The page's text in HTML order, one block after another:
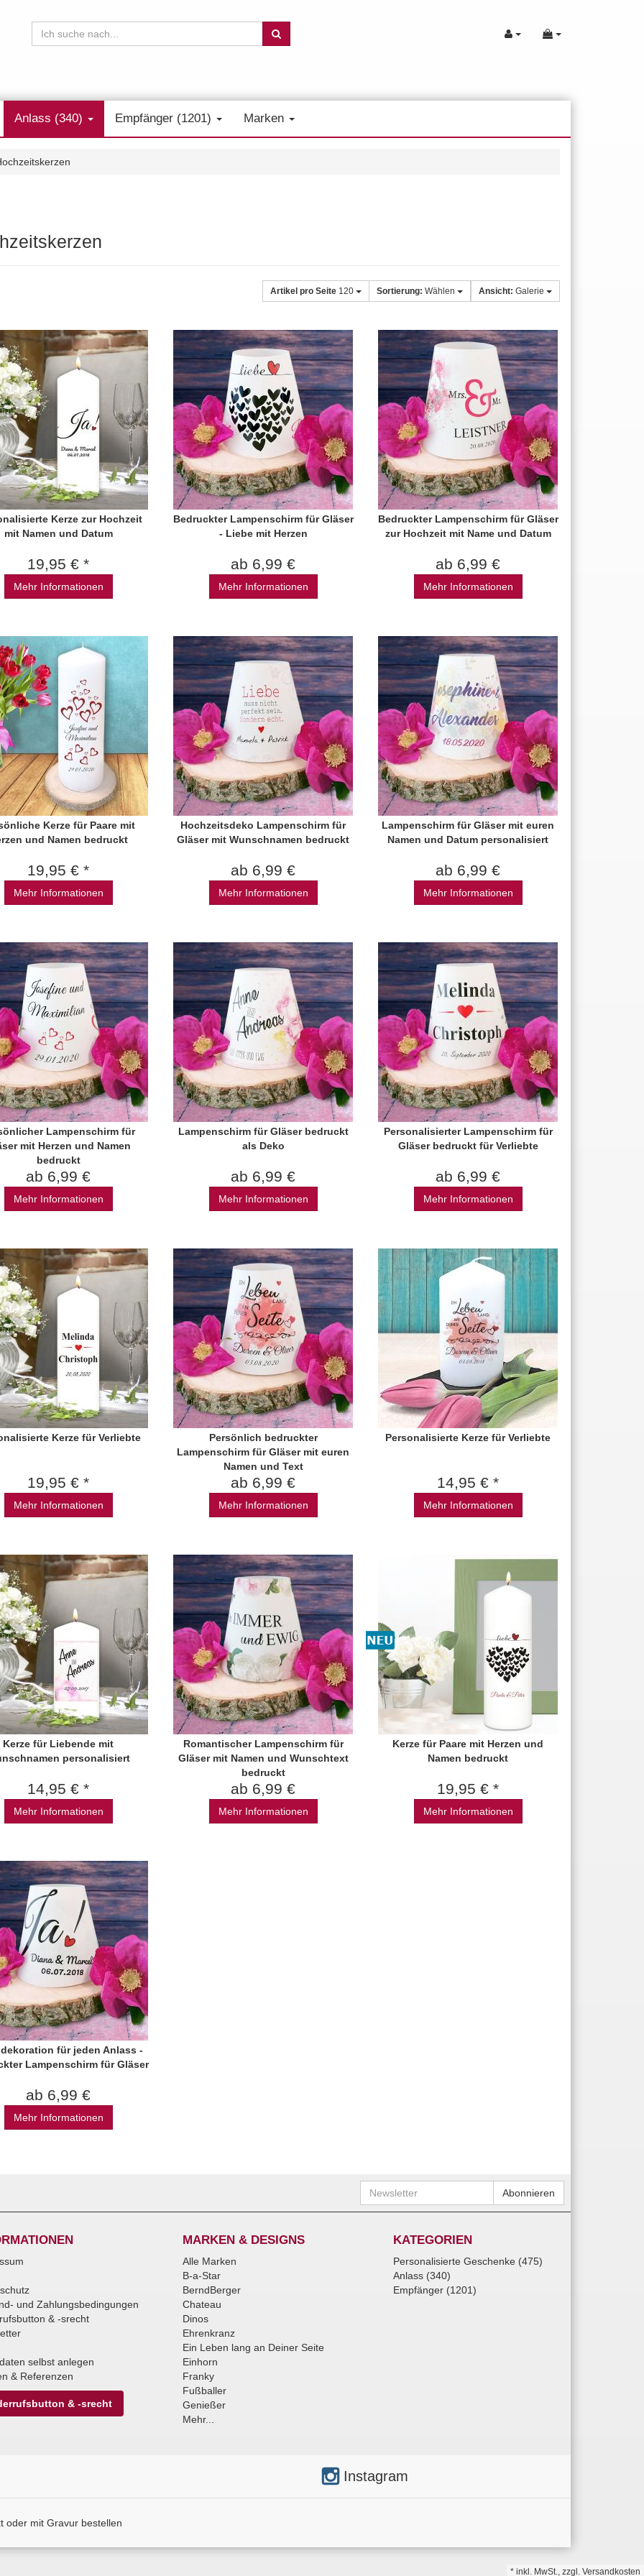
Anlass (340) Empfänger (1201) Marken
Ansicht: Galerie
Sortierung: Wählen
Artikel pro Seite 120
Kerze zur Hochzeit
mit Namen und Datum
19,95 € *
Mehr Informationen
Bedruckter Lampenschirm für Gläser
- Liebe mit Herzen
ab 6,99 €
Mehr Informationen
Bedruckter Lampenschirm für Gläser
zur Hochzeit mit Name und Datum
ab 6,99 €
Mehr Informationen
Kerze für Paare mit
und Namen bedruckt
19,95 € *
Mehr Informationen
Hochzeitsdeko Lampenschirm für
Gläser mit Wunschnamen bedruckt
ab 6,99 €
Mehr Informationen
Lampenschirm für Gläser mit euren
Namen und Datum personalisiert
ab 6,99 €
Mehr Informationen
Lampenschirm für
mit Herzen und Namen
bedruckt
ab 6,99 €
Mehr Informationen
Lampenschirm für Gläser bedruckt
als Deko
ab 6,99 €
Mehr Informationen
Personalisierter Lampenschirm für
Gläser bedruckt für Verliebte
ab 6,99 €
Mehr Informationen
Kerze für Verliebte
19,95 € *
Mehr Informationen
Persönlich bedruckter
Lampenschirm für Gläser mit euren
Namen und Text
ab 6,99 €
Mehr Informationen
Personalisierte Kerze für Verliebte
14,95 € *
Mehr Informationen
Kerze für Liebende mit
personalisiert
14,95 € *
Mehr Informationen
Romantischer Lampenschirm für
Gläser mit Namen und Wunschtext
bedruckt
ab 6,99 €
Mehr Informationen
Kerze für Paare mit Herzen und
Namen bedruckt
19,95 € *
Mehr Informationen
für jeden Anlass -
Lampenschirm für Gläser
ab 6,99 €
Mehr Informationen
Newsletter Abonnieren
und Zahlungsbedingungen
& -srecht
selbst anlegen
& Referenzen
& -srecht
MARKEN & DESIGNS
Alle Marken
B-a-Star
BerndBerger
Chateau
Dinos
Ehrenkranz
Ein Leben lang an Deiner Seite
Einhorn
Franky
Fußballer
Genießer
Mehr...
KATEGORIEN
Personalisierte Geschenke (475)
Anlass (340)
Empfänger (1201)
Instagram
oder mit Gravur bestellen
* inkl. MwSt., zzgl. Versandkosten